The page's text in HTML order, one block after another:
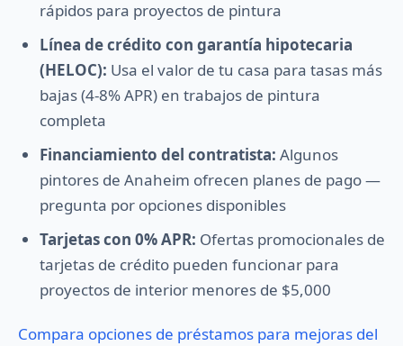
rápidos para proyectos de pintura
Línea de crédito con garantía hipotecaria
(HELOC): Usa el valor de tu casa para tasas más
bajas (4-8% APR) en trabajos de pintura
completa
Financiamiento del contratista: Algunos
pintores de Anaheim ofrecen planes de pago —
pregunta por opciones disponibles
Tarjetas con 0% APR: Ofertas promocionales de
tarjetas de crédito pueden funcionar para
proyectos de interior menores de $5,000
Compara opciones de préstamos para mejoras del